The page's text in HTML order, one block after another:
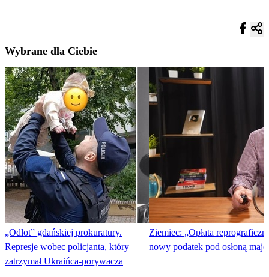
Wybrane dla Ciebie
„Odlot” gdańskiej prokuratury.
Represje wobec policjanta, który
zatrzymał Ukraińca-porywacza
Ziemiec: „Opłata
nowy podatek pod osłoną